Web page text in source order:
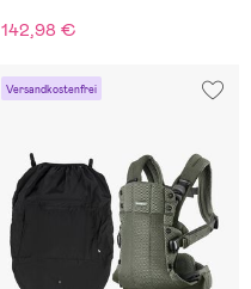
142,98 €
Versandkostenfrei